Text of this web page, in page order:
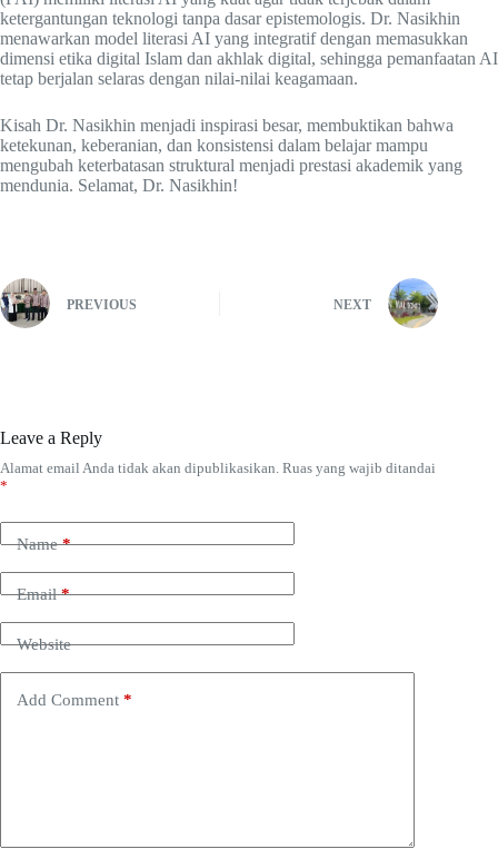
ketergantungan teknologi tanpa dasar epistemologis. Dr. Nasikhin
menawarkan model literasi AI yang integratif dengan memasukkan
dimensi etika digital Islam dan akhlak digital, sehingga pemanfaatan AI
tetap berjalan selaras dengan nilai-nilai keagamaan.
Kisah Dr. Nasikhin menjadi inspirasi besar, membuktikan bahwa
ketekunan, keberanian, dan konsistensi dalam belajar mampu
mengubah keterbatasan struktural menjadi prestasi akademik yang
mendunia. Selamat, Dr. Nasikhin!
PREVIOUS NEXT
Leave a Reply
Alamat email Anda tidak akan dipublikasikan. Ruas yang wajib ditandai
*
Name*
Email*
Website
Add Comment *